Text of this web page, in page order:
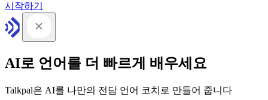
시작하기
AI로 언어를 더 빠르게 배우세요
Talkpal은 AI를 나만의 전담 언어 코치로 만들어 줍니다